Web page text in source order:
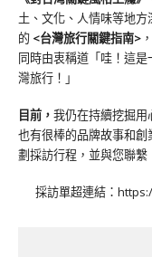
土、文化、人情味等地
的 <台灣旅行關鍵指南>
同時由衷稱道「哇！這
灣旅行！」
目前， 我仍在持續挖掘
也有很棒的品牌故事和
劃採訪行程，並與您聯繫
採訪單超連結：